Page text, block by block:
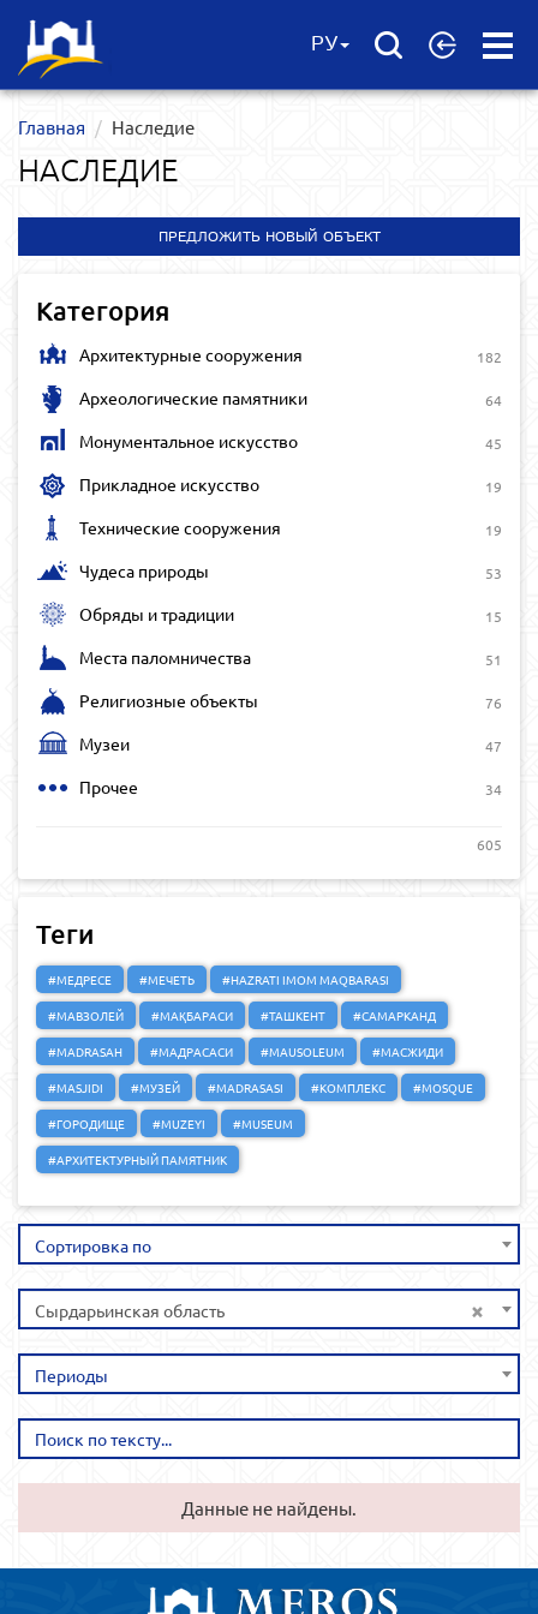
Open
РУ
Главная Наследие
НАСЛЕДИЕ
ПРЕДЛОЖИТЬ НОВЫЙ ОБЪЕКТ
Категория
Архитектурные сооружения 182
Археологические памятники 64
Монументальное искусство 45
Прикладное искусство 19
Технические сооружения 19
Чудеса природы 53
Обряды и традиции 15
Места паломничества 51
Религиозные объекты 76
Музеи 47
Прочее 34
605
Теги
#МЕДРЕСЕ #МЕЧЕТЬ
#HAZRATI IMOM MAQBARASI
#МАВЗОЛЕЙ
#МАҚБАРАСИ #ТАШКЕНТ
#САМАРКАНД
#MADRASAH
#МАДРАСАСИ #MAUSOLEUM
#МАСЖИДИ
#MASJIDI
#МУЗЕЙ #MADRASASI #КОМПЛЕКС
#MOSQUE
#ГОРОДИЩЕ
#MUZEYI
#MUSEUM
#АРХИТЕКТУРНЫЙ ПАМЯТНИК
Сортировка по
×
Сырдарьинская область
Периоды
Данные не найдены.